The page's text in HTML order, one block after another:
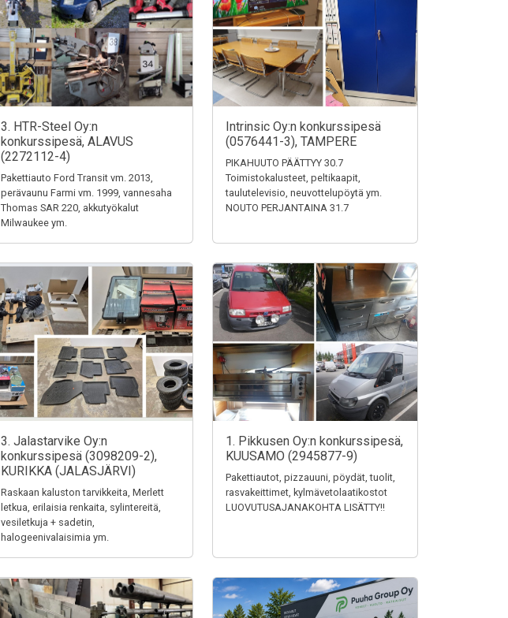
3. HTR-Steel Oy:n
konkurssipesä, ALAVUS
(2272112-4)
Pakettiauto Ford Transit vm. 2013,
perävaunu Farmi vm. 1999, vannesaha
Thomas SAR 220, akkutyökalut
Milwaukee ym.
Intrinsic Oy:n konkurssipesä
(0576441-3), TAMPERE
PIKAHUUTO PÄÄTTYY 30.7
Toimistokalusteet, peltikaapit,
taulutelevisio, neuvottelupöytä ym.
NOUTO PERJANTAINA 31.7
3. Jalastarvike Oy:n
konkurssipesä (3098209-2),
KURIKKA (JALASJÄRVI)
Raskaan kaluston tarvikkeita, Merlett
letkua, erilaisia renkaita, sylintereitä,
vesiletkuja + sadetin,
halogeenivalaisimia ym.
1. Pikkusen Oy:n konkurssipesä,
KUUSAMO (2945877-9)
Pakettiautot, pizzauuni, pöydät, tuolit,
rasvakeittimet, kylmävetolaatikostot
LUOVUTUSAJANAKOHTA LISÄTTY!!